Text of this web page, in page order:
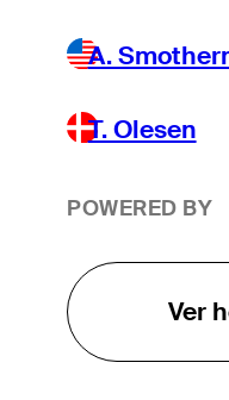
A.
T. Olesen
POWERED BY
Ver